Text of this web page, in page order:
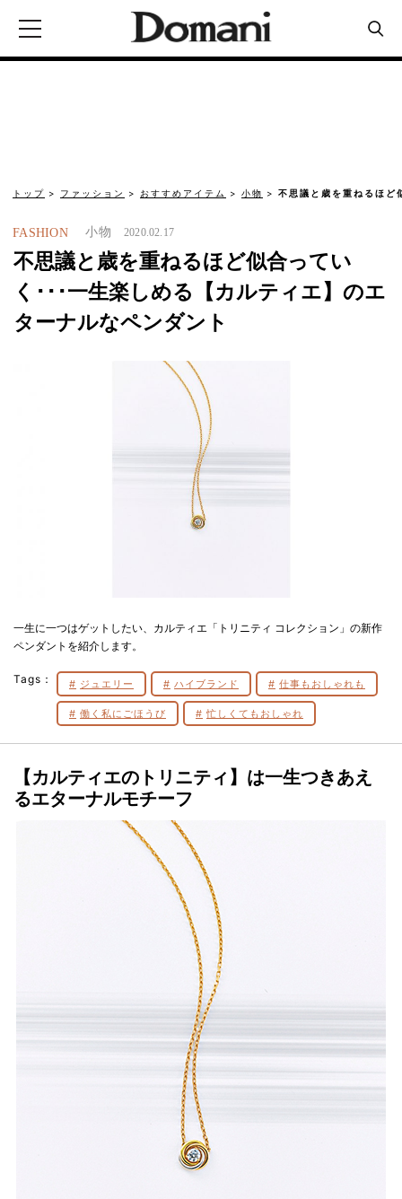
トップ ファッション おすすめアイテム 小物 不思議と歳を重ねるほ
FASHION 小物 2020.02.17
不思議と歳を重ねるほど似合ってい
く･･･一生楽しめる【カルティエ】のエ
ターナルなペンダント
一生に一つはゲットしたい、カルティエ「トリニティ コレクション」の新作
ペンダントを紹介します。
Tags： ジュエリー ハイブランド 仕事もおしゃれも
働く私にごほうび 忙しくてもおしゃれ
【カルティエのトリニティ】は一生つきあえ
るエターナルモチーフ